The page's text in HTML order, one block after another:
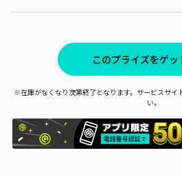
このプライズをゲッ
※在庫がなくなり次第終了となります。サービスサイ
い。